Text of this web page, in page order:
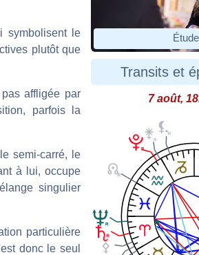
symbolisent le
plutôt que
affligée par
parfois la
semi-carré, le
à lui, occupe
singulier
particulière
donc le seul
Transits et
7 août,